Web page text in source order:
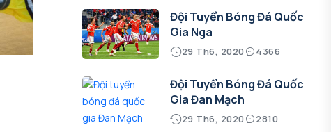
Đội Tuyển Bóng Đá Quốc
Gia Nga
29 Th6, 2020 4366
Đội Tuyển Bóng Đá Quốc
Gia Đan Mạch
29 Th6, 2020 2810